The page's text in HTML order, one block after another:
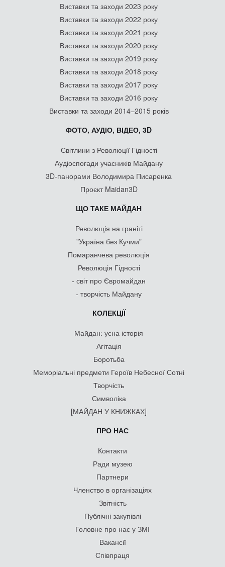
Виставки та заходи 2023 року
Виставки та заходи 2022 року
Виставки та заходи 2021 року
Виставки та заходи 2020 року
Виставки та заходи 2019 року
Виставки та заходи 2018 року
Виставки та заходи 2017 року
Виставки та заходи 2016 року
Виставки та заходи 2014–2015 років
ФОТО, АУДІО, ВІДЕО, 3D
Світлини з Революції Гідності
Аудіоспогади учасників Майдану
3D-панорами Володимира Писаренка
Проєкт Maidan3D
ЩО ТАКЕ МАЙДАН
Революція на граніті
"Україна без Кучми"
Помаранчева революція
Революція Гідності
- світ про Євромайдан
- творчість Майдану
КОЛЕКЦІЇ
Майдан: усна історія
Агітація
Боротьба
Меморіальні предмети Героїв Небесної Сотні
Творчість
Символіка
[МАЙДАН У КНИЖКАХ]
ПРО НАС
Контакти
Ради музею
Партнери
Членство в організаціях
Звітність
Публічні закупівлі
Головне про нас у ЗМІ
Вакансії
Співпраця